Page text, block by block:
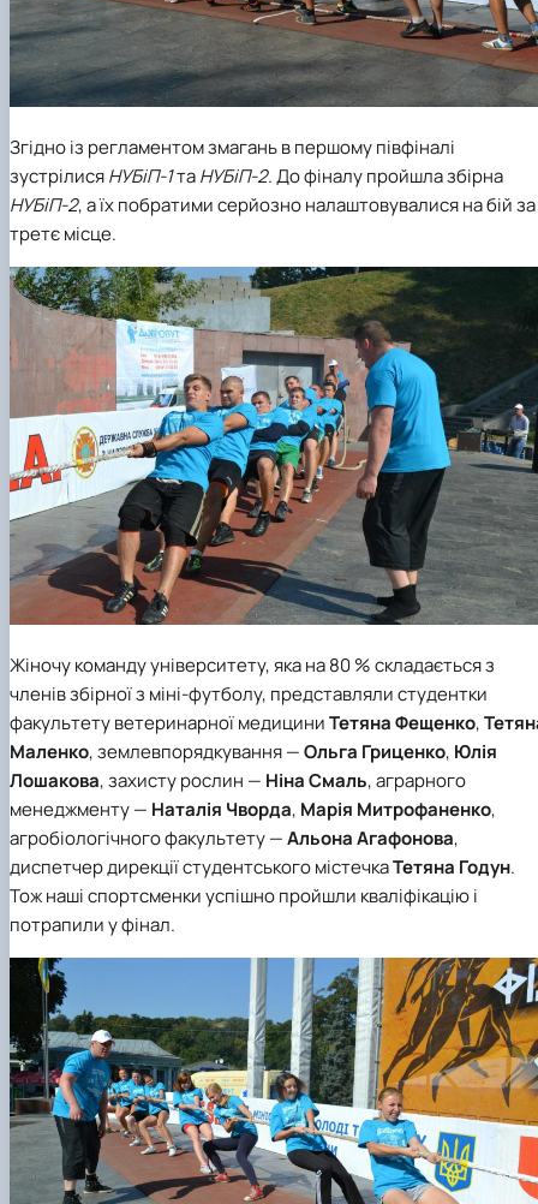
Згідно із регламентом змагань в першому півфіналі
зустрілисяНУБіП-1таНУБіП-2. До фіналу пройшла збірна
НУБіП-2, а їх побратими серйозно налаштовувалися на бій за
третє місце.
Жіночу команду університету, яка на 80 % складається з
членів збірної з міні-футболу, представляли студентки
факультету ветеринарної медициниТетяна Фещенко,
Маленко, землевпорядкування —Ольга Гриценко, Юлія
Лошакова, захисту рослин — Ніна Смаль, аграрного
менеджменту — Наталія Чворда, Марія Митрофаненко,
агробіологічного факультету —Альона Агафонова,
диспетчер дирекції студентського містечкаТетяна Годун.
Тож наші спортсменки успішно пройшли кваліфікацію і
потрапили у фінал.